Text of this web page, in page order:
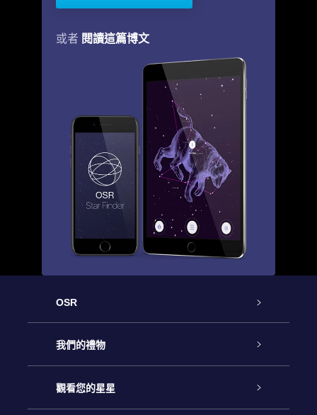
或者 閱讀這篇博文
OSR
客戶服務
聯繫我們
我們的禮物
Online Star禮物
觀看您的星星